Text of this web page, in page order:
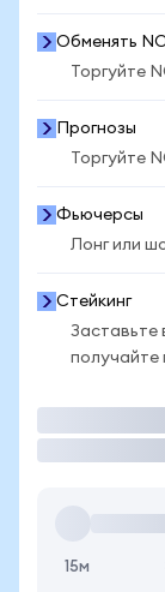
Обменять
Торгуйте
Прогнозы
Торгуйте
Фьючерсы
Лонг или
Стейкинг
Заставьте
получайте
15м